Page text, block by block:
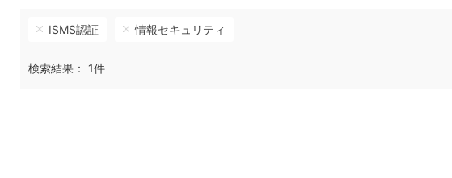
ISMS認証 情報セキュリティ
検索結果： 1件